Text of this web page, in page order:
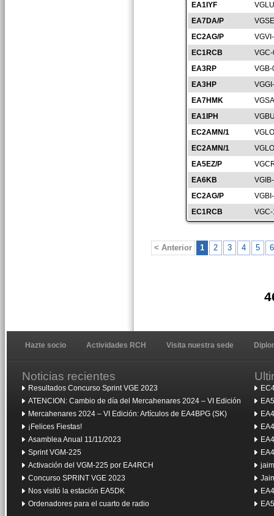
EA1IYF
EA7DA/P
EC2AG/P
EC1RCB
EA3RP
EA3HP
EA7HMK
EA1IPH
EC2AMN/1
EC2AMN/1
EA5EZ/P
EA6KB
EC2AG/P
EC1RCB
< Anterior 1 2 3 4 5 6
Hazte socio Actividades RCH Visita nuestra sede
Noticias recientes
Resultados Concurso Sprint VGE 2023
ATENCION: Cambio de día del Mercahenares 2024 – VI Edición
Mercahenares 2024 – VI Edición: Artículos de EA4BPG (SK)
¡Felices Fiestas!
Asamblea Anual 11/11/2023
Sprint VGM-225
Activación del VGM-225 por EA4RCH
Concurso SPRINT VGE 2023
Nos visitó la estación EA5DK
Ordenadores para el cuarto de radio